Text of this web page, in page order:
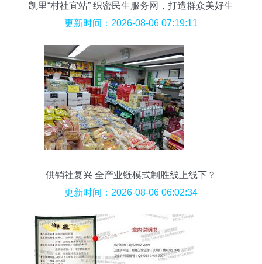
凯里“村社宜站” 织密民生服务网，打造群众美好生
活“升级版”
更新时间：2026-08-06 07:19:11
供销社复兴 全产业链模式制胜线上线下？
更新时间：2026-08-06 06:02:34